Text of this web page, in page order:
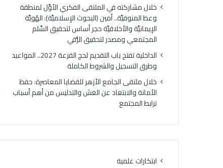
خلال مشاركته في الملتقى الفكري الأوَّل لمنطقة
وعظ المنوفيَّة.. أمين (البحوث الإسلاميَّة): الهُويَّة
الإيمانيَّة والأخلاقيَّة حجر أساس لتحقيق السِّلم
المجتمعي ومصدر لتحقيق الرُّقي
الداخلية تفتح باب التقديم لحج القرعة 2027.. المواعيد
وطرق التسجيل والشروط الكاملة
خلال ملتقى الجامع الأزهر للقضايا المعاصرة: حفظ
الأمانة والابتعاد عن الغش والتدليس من أهم أسباب
ترابط المجتمع
ابتكارات علمية